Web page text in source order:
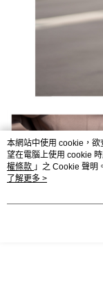
本網站中使用 cookie，
望在電腦上使用 cookie
權條款 」之 Cookie 聲明
用條款之 Cookie 聲明使
了解更多 >